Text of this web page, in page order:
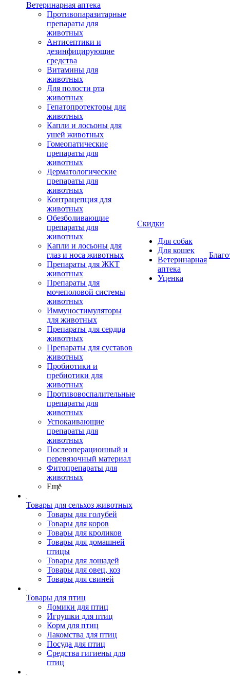
Ветеринарная аптека
Противопаразитарные
препараты для
животных
Антисептики и
дезинфицирующие
средства
Витамины для
животных
Для полости рта
животных
Гепатопротекторы для
животных
Капли и лосьоны для
ушей животных
Гомеопатические
препараты для
животных
Дерматологические
препараты для
животных
Контрацепция для
животных
Обезболивающие
препараты для
животных
Капли и лосьоны для
глаз и носа животных
Препараты для ЖКТ
животных
Препараты для
мочеполовой системы
животных
Иммуностимуляторы
для животных
Препараты для сердца
животных
Препараты для суставов
животных
Пробиотики и
пребиотики для
животных
Противовоспалительные
препараты для
животных
Успокаивающие
препараты для
животных
Послеоперационный и
перевязочный материал
Фитопрепараты для
животных
Ещё
Товары для сельхоз животных
Товары для голубей
Товары для коров
Товары для кроликов
Товары для домашней
птицы
Товары для лошадей
Товары для овец, коз
Товары для свиней
Товары для птиц
Домики для птиц
Игрушки для птиц
Корм для птиц
Лакомства для птиц
Посуда для птиц
Средства гигиены для
птиц
Скидки
Для собак
Для кошек
Ветеринарная
аптека
Уценка